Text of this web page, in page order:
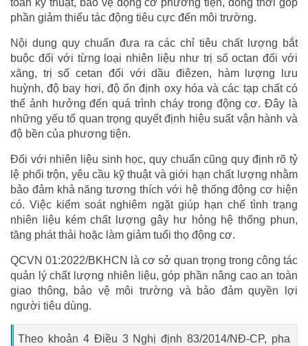
toàn kỹ thuật, bảo vệ động cơ phương tiện, đồng thời góp
phần giảm thiểu tác động tiêu cực đến môi trường.
Nội dung quy chuẩn đưa ra các chỉ tiêu chất lượng bắt
buộc đối với từng loại nhiên liệu như trị số octan đối với
xăng, trị số cetan đối với dầu điêzen, hàm lượng lưu
huỳnh, độ bay hơi, độ ổn định oxy hóa và các tạp chất có
thể ảnh hưởng đến quá trình cháy trong động cơ. Đây là
những yếu tố quan trọng quyết định hiệu suất vận hành và
độ bền của phương tiện.
Đối với nhiên liệu sinh học, quy chuẩn cũng quy định rõ tỷ
lệ phối trộn, yêu cầu kỹ thuật và giới hạn chất lượng nhằm
bảo đảm khả năng tương thích với hệ thống động cơ hiện
có. Việc kiểm soát nghiêm ngặt giúp hạn chế tình trạng
nhiên liệu kém chất lượng gây hư hỏng hệ thống phun,
tăng phát thải hoặc làm giảm tuổi thọ động cơ.
QCVN 01:2022/BKHCN là cơ sở quan trọng trong công tác
quản lý chất lượng nhiên liệu, góp phần nâng cao an toàn
giao thông, bảo vệ môi trường và bảo đảm quyền lợi
người tiêu dùng.
Theo khoản 4 Điều 3 Nghị định 83/2014/NĐ-CP, pha